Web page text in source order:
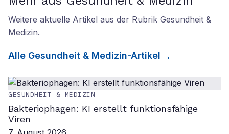
Weitere aktuelle Artikel aus der Rubrik Gesundheit &
Medizin.
Alle Gesundheit & Medizin-Artikel
GESUNDHEIT & MEDIZIN
Bakteriophagen: KI erstellt funktionsfähige
Viren